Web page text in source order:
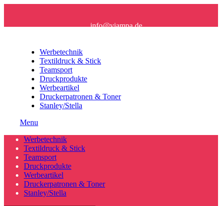
info@viampa.de
Werbetechnik
Textildruck & Stick
Teamsport
Druckprodukte
Werbeartikel
Druckerpatronen & Toner
Stanley/Stella
Menu
Werbetechnik
Textildruck & Stick
Teamsport
Druckprodukte
Werbeartikel
Druckerpatronen & Toner
Stanley/Stella